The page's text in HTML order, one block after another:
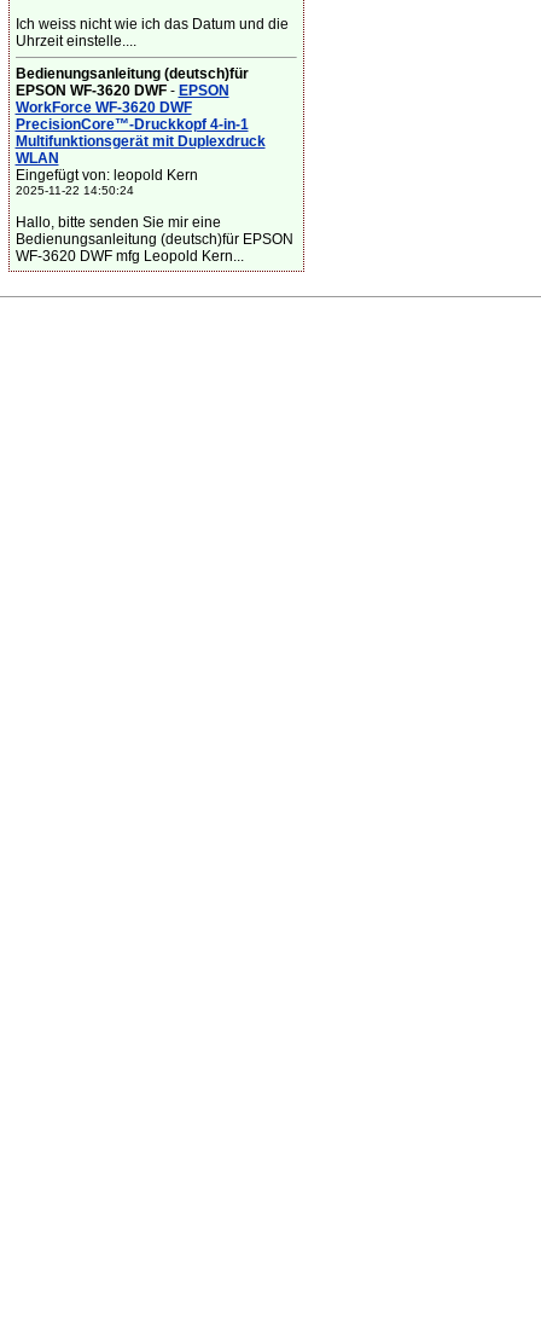
Ich weiss nicht wie ich das Datum und die
Uhrzeit einstelle....
Bedienungsanleitung (deutsch)für
EPSON WF-3620 DWF- EPSON
WorkForce WF-3620 DWF
PrecisionCore™-Druckkopf 4-in-1
Multifunktionsgerät mit Duplexdruck
WLAN
Eingefügt von: leopold Kern
2025-11-22 14:50:24
Hallo, bitte senden Sie mir eine
Bedienungsanleitung (deutsch)für EPSON
WF-3620 DWF mfg Leopold Kern...